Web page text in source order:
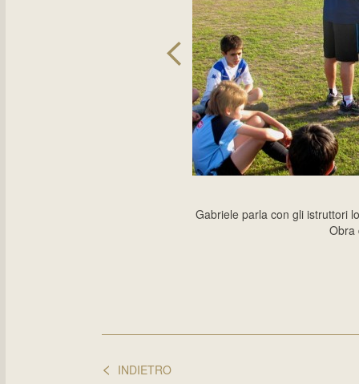
Gabriele parla con gli istruttori
Obra
< INDIETRO